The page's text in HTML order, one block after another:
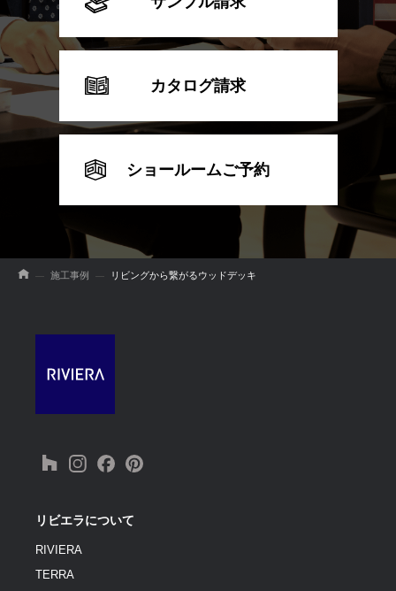
カタログ請求
ショールームご予約
施工事例 リビングから繋がるウッドデッキ
リビエラについて
RIVIERA
TERRA